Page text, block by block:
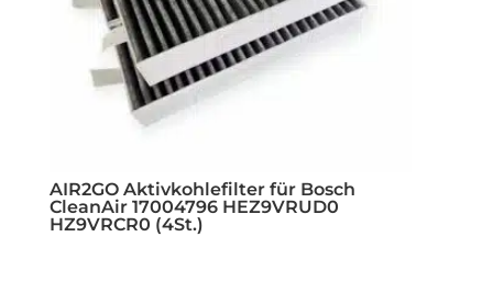
AIR2GO Aktivkohlefilter für Bosch
CleanAir 17004796 HEZ9VRUD0
HZ9VRCR0 (4St.)